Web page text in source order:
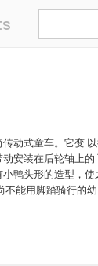
动式童车。它变
安装在后轮轴上
鸭头形的造型，
不能用脚踏骑行的